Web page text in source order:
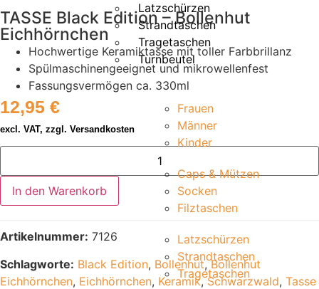
Latzschürzen
Strandtaschen
Tragetaschen
Turnbeutel
Frauen
Männer
Kinder
Caps & Mützen
Socken
Filztaschen
Latzschürzen
Strandtaschen
Tragetaschen
TASSE Black Edition – Bollenhut
Eichhörnchen
Hochwertige Keramiktasse mit toller Farbbrillanz
Spülmaschinengeeignet und mikrowellenfest
Fassungsvermögen ca. 330ml
12,95 €
excl. VAT, zzgl. Versandkosten
In den Warenkorb
Artikelnummer: 7126
Schlagworte: Black Edition, Bollenhut,Bollenhut
Eichhörnchen, Eichhörnchen, Keramik,Schwarzwald, Tasse